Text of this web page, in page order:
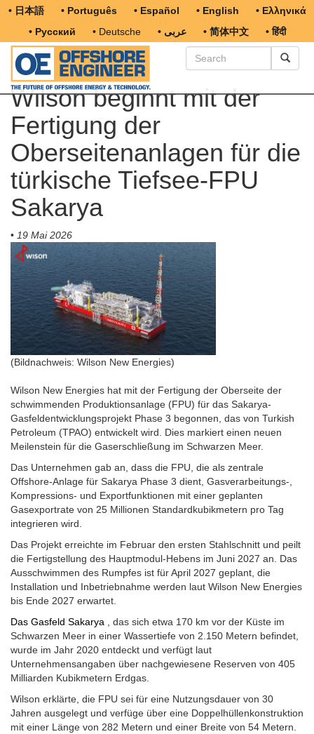
• 日本語 • Português • Español • English
• Ελληνικά
• Русский
• Deutsche • عربى • 简体中文 • हिंदी
Wilson beginnt mit der
Fertigung der
Oberseitenanlagen für die
türkische Tiefsee-FPU
Sakarya
• 19 Mai 2026
(Bildnachweis: Wilson New Energies)
Wilson New Energies hat mit der Fertigung der Oberseite der
schwimmenden Produktionsanlage (FPU) für das Sakarya-
Gasfeldentwicklungsprojekt Phase 3 begonnen, das von Turkish
Petroleum (TPAO) entwickelt wird. Dies markiert einen neuen
Meilenstein für die Gaserschließung im Schwarzen Meer.
Das Unternehmen gab an, dass die FPU, die als zentrale
Offshore-Anlage für Sakarya Phase 3 dient, Gasverarbeitungs-,
Kompressions- und Exportfunktionen mit einer geplanten
Gasexportrate von 25 Millionen Standardkubikmetern pro Tag
integrieren wird.
Das Projekt erreichte im Februar den ersten Stahlschnitt und peilt
die Fertigstellung des Hauptmodul-Hebens im Juni 2027 an. Das
Ausschwimmen des Rumpfes ist für April 2027 geplant, die
Installation und Inbetriebnahme werden laut Wilson New Energies
bis Ende 2027 erwartet.
Das Gasfeld Sakarya , das sich etwa 170 km vor der Küste im
Schwarzen Meer in einer Wassertiefe von 2.150 Metern befindet,
wurde im Jahr 2020 entdeckt und verfügt laut
Unternehmensangaben über nachgewiesene Reserven von 405
Milliarden Kubikmetern Erdgas.
Wilson erklärte, die FPU sei für eine Nutzungsdauer von 30
Jahren ausgelegt und verfüge über eine Doppelhüllenkonstruktion
mit einer Länge von 282 Metern und einer Breite von 54 Metern.